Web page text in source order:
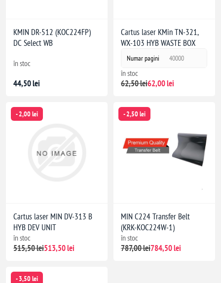
KMIN DR-512 (KOC224FP)
DC Select WB
în stoc
44,50 lei
Cartus laser KMin TN-321,
WX-103 HYB WASTE BOX
Numar pagini 40000
în stoc
62,50 lei62,00 lei
- 2,00 lei
Cartus laser MIN DV-313 B
HYB DEV UNIT
în stoc
515,50 lei513,50 lei
- 2,50 lei
MIN C224 Transfer Belt
(KRK-KOC224W-1)
în stoc
787,00 lei784,50 lei
- 3,50 lei